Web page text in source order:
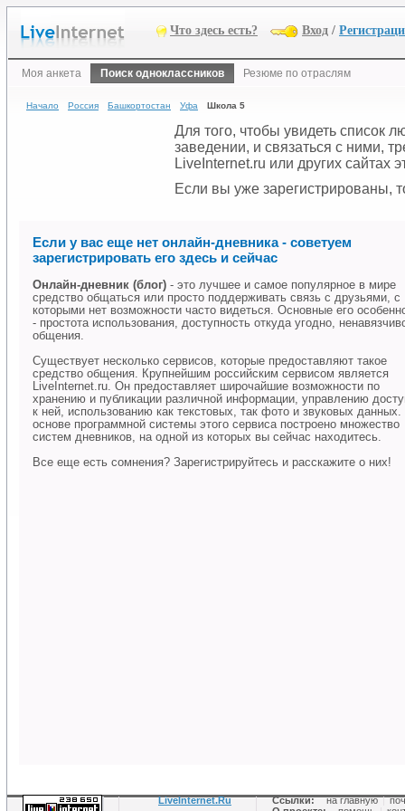
Что здесь есть? Вход /
Моя анкета Поиск одноклассников Резюме по отраслям
Начало Россия Башкортостан Уфа Школа 5
Для того, чтобы увидеть список
заведении, и связаться с ними,
LiveInternet.ru или других сайтах
Если вы уже зарегистрированы,
Если у вас еще нет онлайн-дневника - советуем
зарегистрировать его здесь и сейчас
Онлайн-дневник (блог) - это лучшее и самое популярное в мире
средство общаться или просто поддерживать связь с друзьями, с
которыми нет возможности часто видеться. Основные его
- простота использования, доступность откуда угодно,
общения.
Существует несколько сервисов, которые предоставляют такое
средство общения. Крупнейшим российским сервисом является
LiveInternet.ru. Он предоставляет широчайшие возможности по
хранению и публикации различной информации, управлению
к ней, использованию как текстовых, так фото и звуковых
основе программной системы этого сервиса построено множество
систем дневников, на одной из которых вы сейчас находитесь.
Все еще есть сомнения? Зарегистрируйтесь и расскажите о них!
LiveInternet.Ru Ссылки: на главную |